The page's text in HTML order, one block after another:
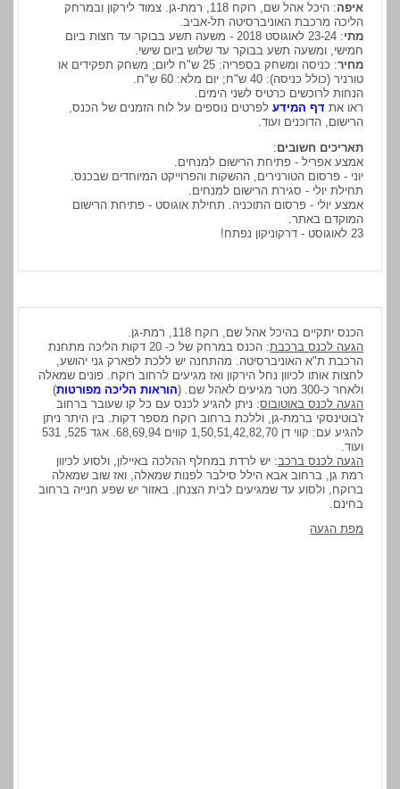
איפה
: היכל אהל שם, רוקח 118, רמת-גן. צמוד לירקון ובמרחק
הליכה מרכבת האוניברסיטה תל-אביב.
מתי
: 23-24 לאוגוסט 2018 - משעה תשע בבוקר עד חצות ביום
חמישי, ומשעה תשע בבוקר עד שלוש ביום שישי.
מחיר
: כניסה ומשחק בספריה: 25 ש"ח ליום; משחק תפקידים או
טורניר (כולל כניסה): 40 ש"ח; יום מלא: 60 ש"ח.
הנחות לרוכשים כרטיס לשני הימים.
ראו את דף המידעלפרטים נוספים על לוח הזמנים של הכנס,
הרישום, הדוכנים ועוד.
תאריכים חשובים:
אמצע אפריל - פתיחת הרישום למנחים.
יוני - פרסום הטורנירים, ההשקות והפרוייקט המיוחדים שבכנס.
תחילת יולי - סגירת הרישום למנחים.
אמצע יולי - פרסום התוכניה. תחילת אוגוסט - פתיחת הרישום
המוקדם באתר.
23 לאוגוסט - דרקוניקון נפתח!
הכנס יתקיים בהיכל אהל שם, רוקח 118, רמת-גן.
הגעה לכנס ברכבת
: הכנס במרחק של כ- 20 דקות הליכה מתחנת
הרכבת ת"א האוניברסיטה. מהתחנה יש ללכת לפארק גני יהושע,
לחצות אותו לכיוון נחל הירקון ואז מגיעים לרחוב רוקח. פונים שמאלה
ולאחר כ-300 מטר מגיעים לאהל שם. (
הוראות הליכה מפורטות)
הגעה לכנס באוטובוס: ניתן להגיע לכנס עם כל קו שעובר ברחוב
ז'בוטינסקי ברמת-גן, וללכת ברחוב רוקח מספר דקות. בין היתר ניתן
להגיע עם: קווי דן 1,50,51,42,82,70 קווים 68,69,94. אגד 525, 531
ועוד.
הגעה לכנס ברכב: יש לרדת במחלף ההלכה באיילון, ולסוע לכיוון
רמת גן, ברחוב אבא הילל סילבר לפנות שמאלה, ואז שוב שמאלה
ברוקח, ולסוע עד שמגיעים לבית הצנחן. באזור יש שפע חנייה ברחוב
בחינם.
מפת הגעה